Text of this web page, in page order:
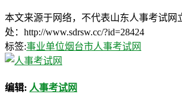
本文来源于网络，不代表山东人事考试网
处：http://www.sdrsw.cc/?id=28424
标签:事业单位烟台市人事考试网
编辑: 人事考试网